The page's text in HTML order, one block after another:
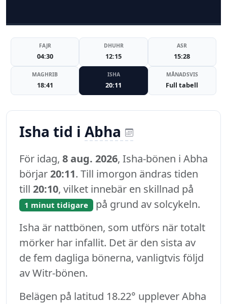
FAJR
04:30
DHUHR
12:15
ASR
15:28
MAGHRIB
18:41
ISHA
20:11
MÅNADSVIS
Full tabell
Isha tid i Abha
För idag, 8 aug. 2026, Isha-bönen i Abha
börjar20:11. Till imorgon ändras tiden
till 20:10, vilket innebär en skillnad på
1 minut tidigare på grund av solcykeln.
Isha är nattbönen, som utförs när totalt
mörker har infallit. Det är den sista av
de fem dagliga bönerna, vanligtvis följd
av Witr-bönen.
Belägen på latitud 18.22° upplever Abha